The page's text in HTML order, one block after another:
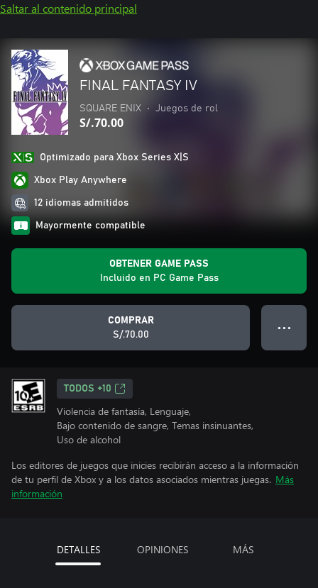
Saltar al contenido principal
FINAL FANTASY IV
SQUARE ENIX • Juegos de rol
S/.70.00
Optimizado para Xbox Series X|S
Xbox Play Anywhere
12 idiomas admitidos
Mayormente compatible
OBTENER GAME PASS
Incluido en PC Game Pass
COMPRAR
S/.70.00
● ● ●
TODOS +10
Violencia de fantasía, Lenguaje,
Bajo contenido de sangre, Temas insinuantes,
Uso de alcohol
Los editores de juegos que inicies recibirán acceso a la información
de tu perfil de Xbox y a los datos asociados mientras juegas. Más
información
DETALLES OPINIONES MÁS